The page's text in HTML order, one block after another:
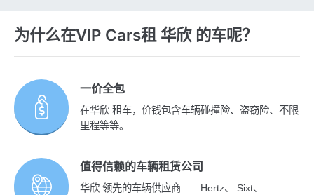
为什么在VIP Cars租 华欣 的车呢？
一价全包
在华欣 租车，价钱包含车辆碰撞险、盗窃险、不限
里程等等。
值得信赖的车辆租赁公司
华欣 领先的车辆供应商——Hertz、 Sixt、